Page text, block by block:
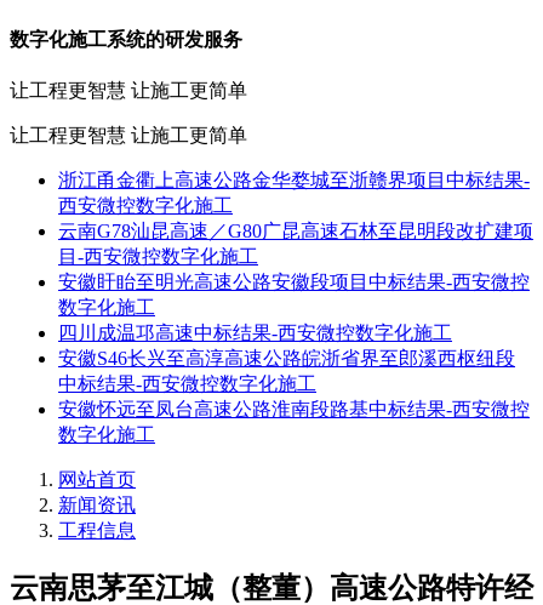
数字化施工系统的研发服务
让工程更智慧 让施工更简单
让工程更智慧 让施工更简单
浙江甬金衢上高速公路金华婺城至浙赣界项目中标结果-
西安微控数字化施工
云南G78汕昆高速／G80广昆高速石林至昆明段改扩建项
目-西安微控数字化施工
安徽盱眙至明光高速公路安徽段项目中标结果-西安微控
数字化施工
四川成温邛高速中标结果-西安微控数字化施工
安徽S46长兴至高淳高速公路皖浙省界至郎溪西枢纽段
中标结果-西安微控数字化施工
安徽怀远至凤台高速公路淮南段路基中标结果-西安微控
数字化施工
网站首页
新闻资讯
工程信息
云南思茅至江城（整董）高速公路特许经